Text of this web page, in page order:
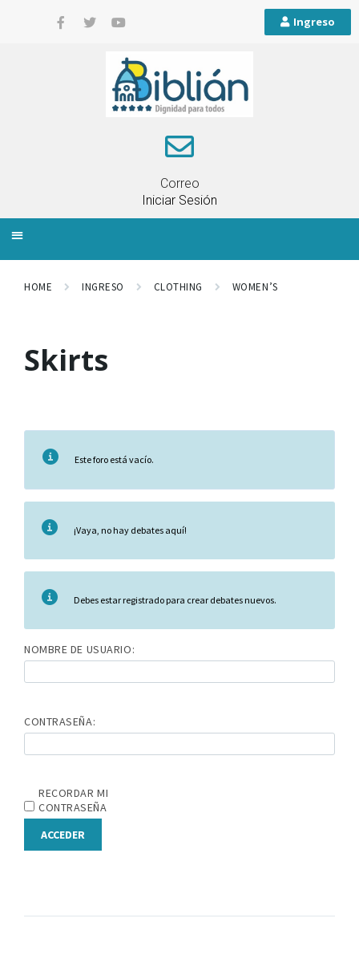
Ingreso
Correo
Iniciar Sesión
HOME INGRESO CLOTHING WOMEN’S
Skirts
Este foro está vacío.
¡Vaya, no hay debates aquí!
Debes estar registrado para crear debates nuevos.
NOMBRE DE USUARIO:
CONTRASEÑA:
RECORDAR MI
CONTRASEÑA
ACCEDER